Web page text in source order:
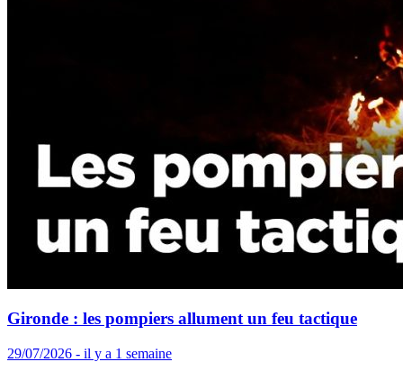
Gironde : les pompiers allument un feu tactique
29/07/2026 - il y a 1 semaine